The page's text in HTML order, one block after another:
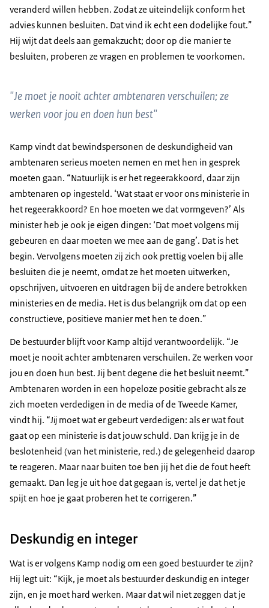
veranderd willen hebben. Zodat ze uiteindelijk conform het
advies kunnen besluiten. Dat vind ik echt een dodelijke fout.”
Hij wijt dat deels aan gemakzucht; door op die manier te
besluiten, proberen ze vragen en problemen te voorkomen.
"Je moet je nooit achter ambtenaren verschuilen; ze
werken voor jou en doen hun best"
Kamp vindt dat bewindspersonen de deskundigheid van
ambtenaren serieus moeten nemen en met hen in gesprek
moeten gaan. “Natuurlijk is er het regeerakkoord, daar zijn
ambtenaren op ingesteld. ‘Wat staat er voor ons ministerie in
het regeerakkoord? En hoe moeten we dat vormgeven?’ Als
minister heb je ook je eigen dingen: ‘Dat moet volgens mij
gebeuren en daar moeten we mee aan de gang’. Dat is het
begin. Vervolgens moeten zij zich ook prettig voelen bij alle
besluiten die je neemt, omdat ze het moeten uitwerken,
opschrijven, uitvoeren en uitdragen bij de andere betrokken
ministeries en de media. Het is dus belangrijk om dat op een
constructieve, positieve manier met hen te doen.”
De bestuurder blijft voor Kamp altijd verantwoordelijk. “Je
moet je nooit achter ambtenaren verschuilen. Ze werken voor
jou en doen hun best. Jij bent degene die het besluit neemt.”
Ambtenaren worden in een hopeloze positie gebracht als ze
zich moeten verdedigen in de media of de Tweede Kamer,
vindt hij. “Jij moet wat er gebeurt verdedigen: als er wat fout
gaat op een ministerie is dat jouw schuld. Dan krijg je in de
beslotenheid (van het ministerie, red.) de gelegenheid daarop
te reageren. Maar naar buiten toe ben jij het die de fout heeft
gemaakt. Dan leg je uit hoe dat gegaan is, vertel je dat het je
spijt en hoe je gaat proberen het te corrigeren.”
Deskundig en integer
Wat is er volgens Kamp nodig om een goed bestuurder te zijn?
Hij legt uit: “Kijk, je moet als bestuurder deskundig en integer
zijn, en je moet hard werken. Maar dat wil niet zeggen dat je